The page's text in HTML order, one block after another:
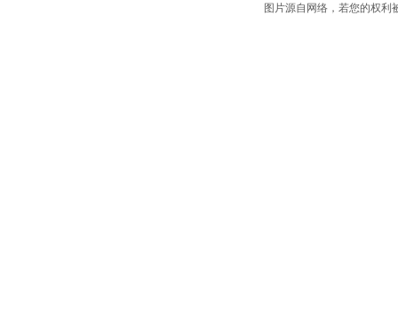
图片源自网络，若您的权利